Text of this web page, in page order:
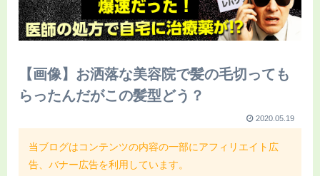
【画像】お洒落な美容院で髪の毛切っても
らったんだがこの髪型どう？
2020.05.19
当ブログはコンテンツの内容の一部にアフィリエイト広
告、バナー広告を利用しています。